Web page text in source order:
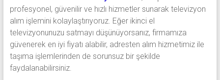
profesyonel, güvenilir ve hızlı hizmetler sunarak televizyon
alım işlemini kolaylaştırıyoruz. Eğer ikinci el
televizyonunuzu satmayı düşünüyorsanız, firmamıza
güvenerek en iyi fiyatı alabilir, adresten alım hizmetimiz ile
taşıma işlemlerinden de sorunsuz bir şekilde
faydalanabilirsiniz.